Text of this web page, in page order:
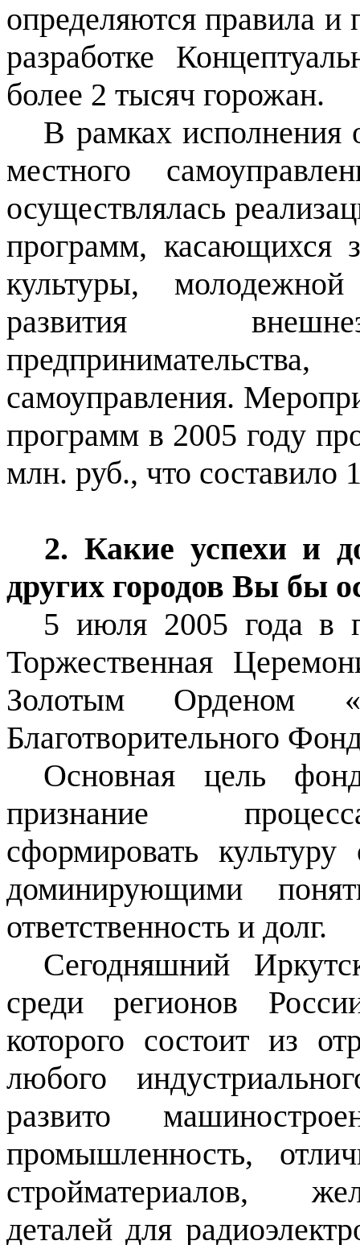
определяются правила
разработке
более 2 тысяч горожан.
В рамках исполнения
местного
осуществлялась
программ, касающихся
культуры, молодежной
развития
самоуправления.
программ в 2005 году
млн. руб., что составило
2. Какие успехи и
других городов Вы бы
5 июля 2005 года в
Торжественная
Золотым Орденом
Благотворительного
Основная цель
признание
сформировать
доминирующими
ответственность и долг.
Сегодняшний
среди регионов
которого состоит из
любого
развито
промышленность,
стройматериалов,
деталей для